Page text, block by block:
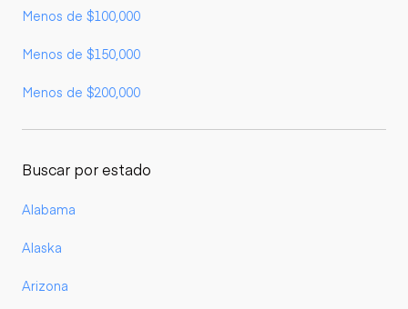
Menos de $100,000
Menos de $150,000
Menos de $200,000
Buscar por estado
Alabama
Alaska
Arizona